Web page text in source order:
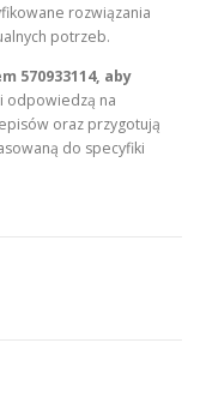
rozwiązania
potrzeb.
570933114, aby
odpowiedzą na
oraz przygotują
do specyfiki